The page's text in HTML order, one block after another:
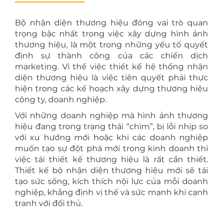
Bộ nhận diện thương hiệu đóng vai trò quan
trọng bậc nhất trong việc xây dựng hình ảnh
thương hiệu, là một trong những yếu tố quyết
định sự thành công của các chiến dịch
marketing. Vì thế việc thiết kế hệ thống nhận
diện thương hiệu là việc tiên quyết phải thực
hiện trong các kế hoạch xây dựng thương hiệu
công ty, doanh nghiệp.
Với những doanh nghiệp mà hình ảnh thương
hiệu đang trong trạng thái “chìm”, bị lỗi nhịp so
với xu hướng mới hoặc khi các doanh nghiệp
muốn tạo sự đột phá mới trong kinh doanh thì
việc tái thiết kế thương hiệu là rất cần thiết.
Thiết kế bộ nhận diện thương hiệu mới sẽ tái
tạo sức sống, kích thích nội lực của mỗi doanh
nghiệp, khẳng định vị thế và sức mạnh khi cạnh
tranh với đối thủ.